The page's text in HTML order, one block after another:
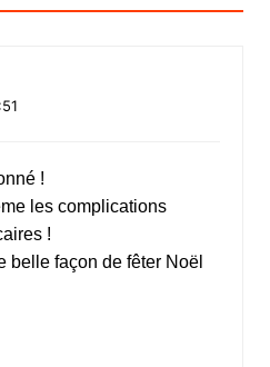
!
les complications
!
belle façon de fêter Noël